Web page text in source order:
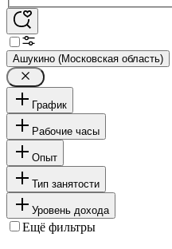
Ашукино (Московская область)
График
Рабочие часы
Опыт
Тип занятости
Уровень дохода
Ещё фильтры